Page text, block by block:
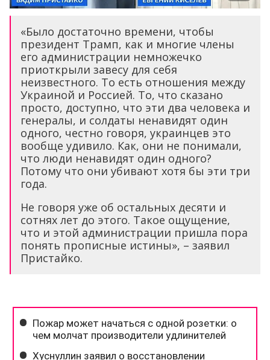
«Было достаточно времени, чтобы
президент Трамп, как и многие члены
его администрации немножечко
приоткрыли завесу для себя
неизвестного. То есть отношения между
Украиной и Россией. То, что сказано
просто, доступно, что эти два человека и
генералы, и солдаты ненавидят один
одного, честно говоря, украинцев это
вообще удивило. Как, они не понимали,
что люди ненавидят один одного?
Потому что они убивают хотя бы эти три
года.
Не говоря уже об остальных десяти и
сотнях лет до этого. Такое ощущение,
что и этой администрации пришла пора
понять прописные истины», – заявил
Пристайко.